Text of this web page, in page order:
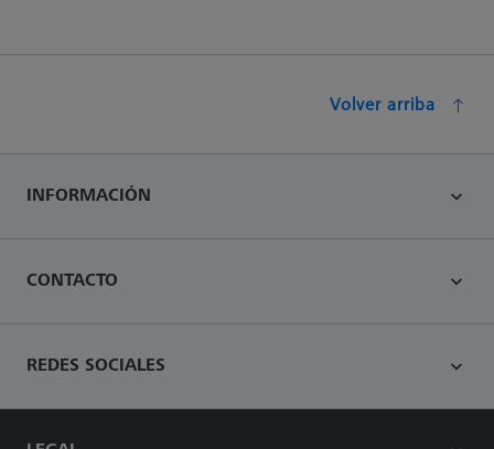
Volver arriba
INFORMACIÓN
CONTACTO
REDES SOCIALES